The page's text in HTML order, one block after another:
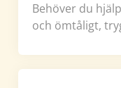
Behöver du
och ömtåligt,